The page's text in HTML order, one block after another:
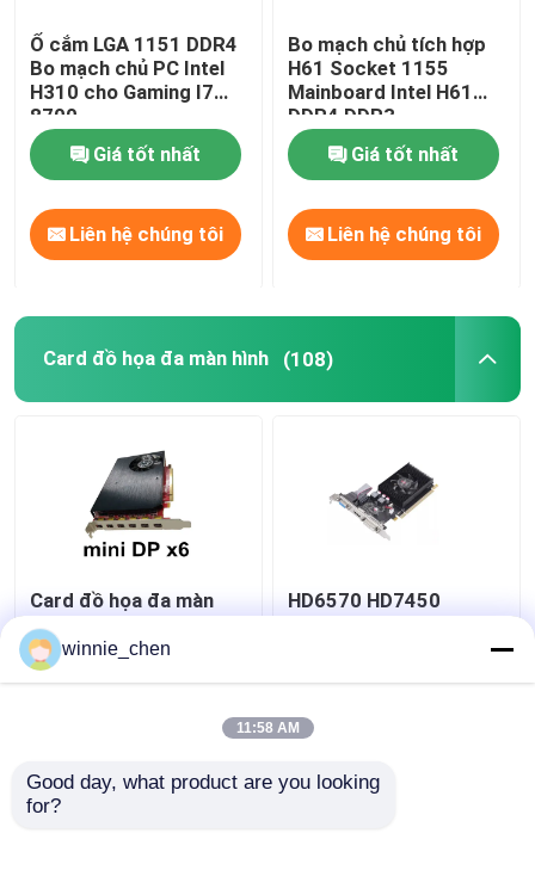
Ổ cắm LGA 1151 DDR4
Bo mạch chủ PC Intel
H310 cho Gaming I7
8700
Giá tốt nhất
Liên hệ chúng tôi
Bo mạch chủ tích hợp
H61 Socket 1155
Mainboard Intel H61
DDR4 DDR3
Giá tốt nhất
Liên hệ chúng tôi
Card đồ họa đa màn hình (108)
Card đồ họa đa màn
hình AMD HD7700
Series 2GB GDDR5
128Bit 6 cổng
Liên hệ chúng tôi
HD6570 HD7450
Liên hệ chúng tôi
winnie_chen
11:58 AM
Good day, what product are you looking
for?